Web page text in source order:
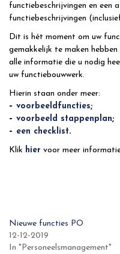
functiebeschrijvingen en een
functiebeschrijvingen
Dit is hét moment om uw
gemakkelijk te maken
alle informatie die u nodig
uw functiebouwwerk.
Hierin staan onder meer:
– voorbeeldfuncties;
– voorbeeld stappenplan;
– een checklist.
Klik hier voor meer
Nieuwe functies PO
12-12-2019
In "Personeelsmanagement"